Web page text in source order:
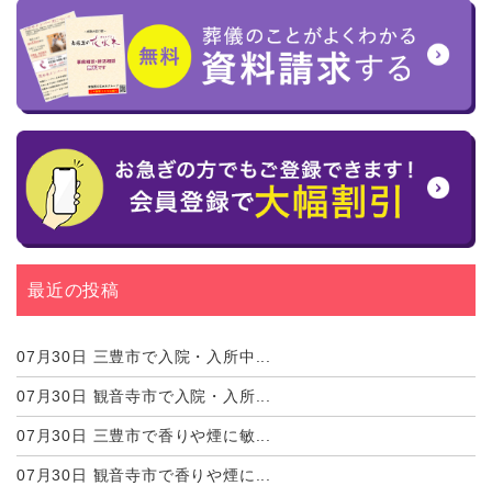
最近の投稿
07月30日 三豊市で入院・入所中...
07月30日 観音寺市で入院・入所...
07月30日 三豊市で香りや煙に敏...
07月30日 観音寺市で香りや煙に...